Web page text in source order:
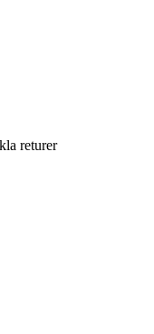
returer